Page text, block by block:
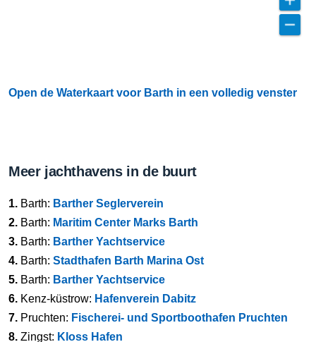
Open de Waterkaart voor Barth in een volledig venster
Meer jachthavens in de buurt
1. Barth: Barther Seglerverein
2. Barth: Maritim Center Marks Barth
3. Barth: Barther Yachtservice
4. Barth: Stadthafen Barth Marina Ost
5. Barth: Barther Yachtservice
6. Kenz-küstrow: Hafenverein Dabitz
7. Pruchten: Fischerei- und Sportboothafen Pruchten
8. Zingst: Kloss Hafen